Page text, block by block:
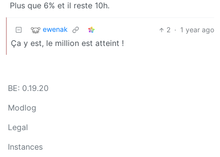
Plus que 6% et il reste 10h.
ewenak 2 · 1 year ago
Ça y est, le million est atteint !
BE: 0.19.20
Modlog
Legal
Instances